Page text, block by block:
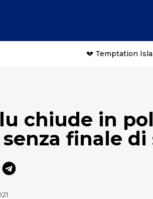
💔 Temptation
chiude in
finale